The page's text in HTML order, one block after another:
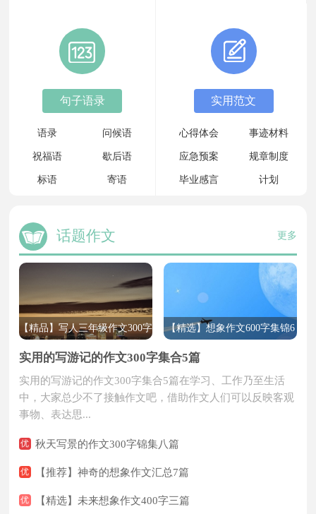
【精选】给书信作文300字合集6篇
精选难忘小学作文300字3篇
奇妙的作文300字7篇
儿童节作文 元宵节作文
植树节作文 端午节作文
句子语录
语录 问候语
祝福语 歇后语
标语 寄语
格言 感言
留言
座右铭
说说 心语
口号
实用范文
心得体会 事迹材料
应急预案 规章制度
毕业感言 计划
自我介绍
自我评价 自我鉴定
转正申请 辞职信
求职信 自荐信
推荐信
道歉信
广播稿
话题作文 更多
【精品】写人三年级作文300字
汇编九篇
【精选】想象作文600字集锦6
实用的写游记的作文300字集合5篇
实用的写游记的作文300字集合5篇在学习、工作乃至生活
中，大家总少不了接触作文吧，借助作文人们可以反映客观
事物、表达思...
优 秋天写景的作文300字锦集八篇
优 【推荐】神奇的想象作文汇总7篇
优 【精选】未来想象作文400字三篇